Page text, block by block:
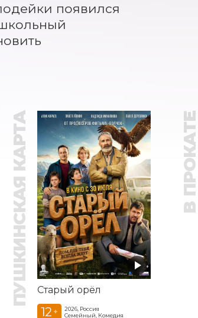
появился
ПУШКИНСКАЯ КАРТА Старый орёл
12 +
2026, Россия
Семейный, Комедия
В